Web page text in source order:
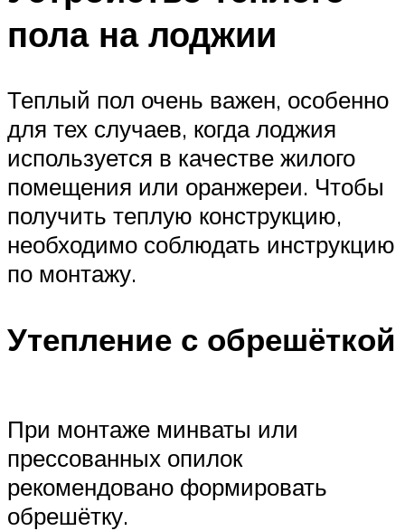
пола на лоджии
Теплый пол очень важен, особенно
для тех случаев, когда лоджия
используется в качестве жилого
помещения или оранжереи. Чтобы
получить теплую конструкцию,
необходимо соблюдать инструкцию
по монтажу.
Утепление с обрешёткой
При монтаже минваты или
прессованных опилок
рекомендовано формировать
обрешётку.